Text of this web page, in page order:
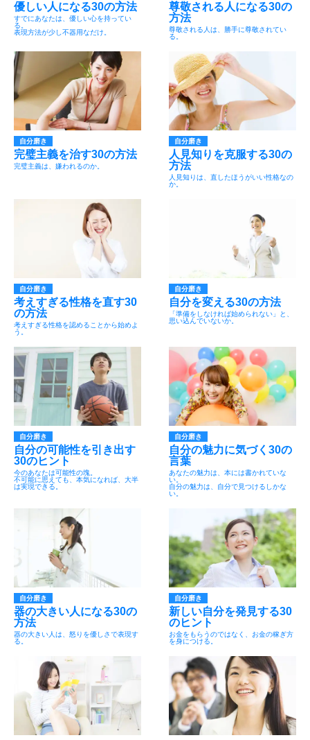
優しい人になる30の方法
すでにあなたは、優しい心を持ってい
る。
表現方法が少し不器用なだけ。
尊敬される人になる30の
方法
尊敬される人は、勝手に尊敬されてい
る。
自分磨き
完璧主義を治す30の方法
完璧主義は、嫌われるのか。
自分磨き
人見知りを克服する30の
方法
人見知りは、直したほうがいい性格なの
か。
自分磨き
考えすぎる性格を直す30
の方法
考えすぎる性格を認めることから始めよ
う。
自分磨き
自分を変える30の方法
「準備をしなければ始められない」と、
思い込んでいないか。
自分磨き
自分の可能性を引き出す
30のヒント
今のあなたは可能性の塊。
不可能に思えても、本気になれば、大半
は実現できる。
自分磨き
自分の魅力に気づく30の
言葉
あなたの魅力は、本には書かれていな
い。
自分の魅力は、自分で見つけるしかな
い。
自分磨き
器の大きい人になる30の
方法
器の大きい人は、怒りを優しさで表現す
る。
自分磨き
新しい自分を発見する30
のヒント
お金をもらうのではなく、お金の稼ぎ方
を身につける。